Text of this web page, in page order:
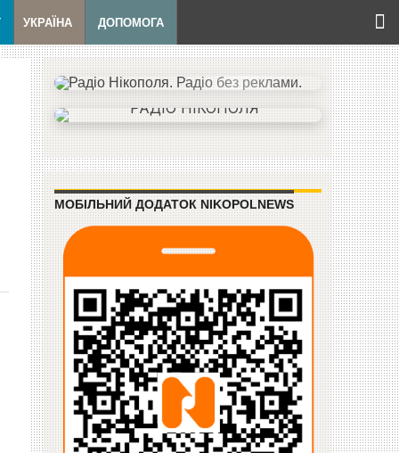
УКРАЇНА ДОПОМОГА
МОБІЛЬНИЙ ДОДАТОК NIKOPOLNEWS